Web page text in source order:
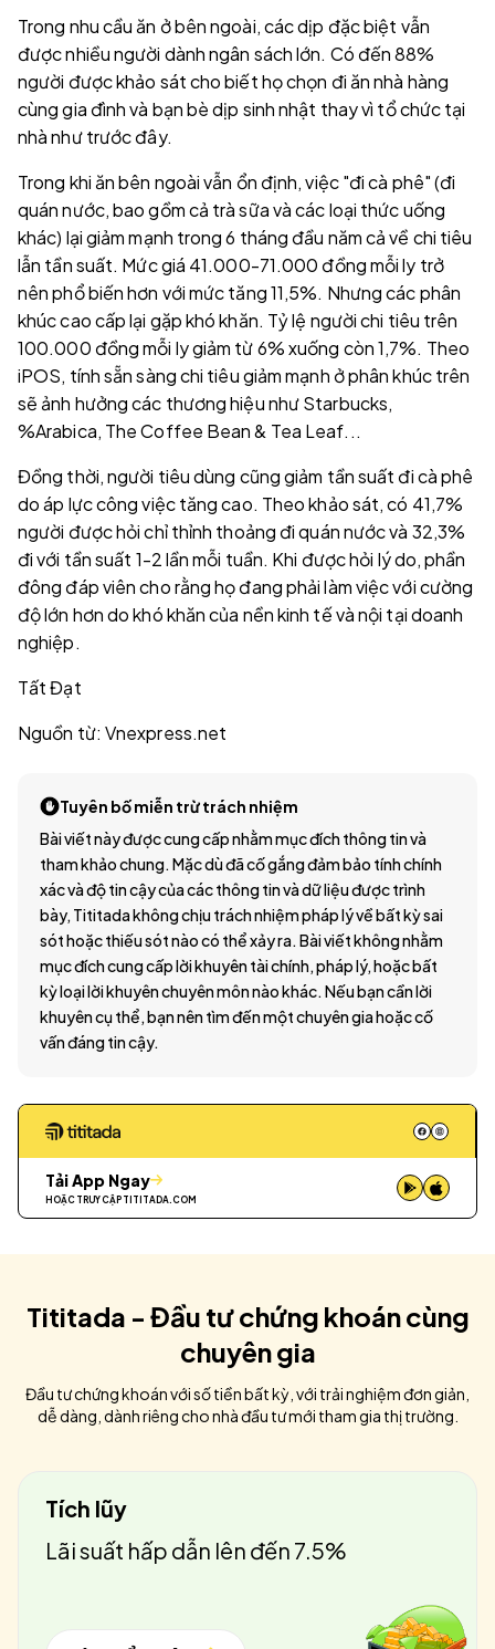
Trong nhu cầu ăn ở bên ngoài, các dịp đặc biệt vẫn
được nhiều người dành ngân sách lớn. Có đến 88%
người được khảo sát cho biết họ chọn đi ăn nhà hàng
cùng gia đình và bạn bè dịp sinh nhật thay vì tổ chức tại
nhà như trước đây.
Trong khi ăn bên ngoài vẫn ổn định, việc "đi cà phê" (đi
quán nước, bao gồm cả trà sữa và các loại thức uống
khác) lại giảm mạnh trong 6 tháng đầu năm cả về chi tiêu
lẫn tần suất. Mức giá 41.000-71.000 đồng mỗi ly trở
nên phổ biến hơn với mức tăng 11,5%. Nhưng các phân
khúc cao cấp lại gặp khó khăn. Tỷ lệ người chi tiêu trên
100.000 đồng mỗi ly giảm từ 6% xuống còn 1,7%. Theo
iPOS, tính sẵn sàng chi tiêu giảm mạnh ở phân khúc trên
sẽ ảnh hưởng các thương hiệu như Starbucks,
%Arabica, The Coffee Bean & Tea Leaf...
Đồng thời, người tiêu dùng cũng giảm tần suất đi cà phê
do áp lực công việc tăng cao. Theo khảo sát, có 41,7%
người được hỏi chỉ thỉnh thoảng đi quán nước và 32,3%
đi với tần suất 1-2 lần mỗi tuần. Khi được hỏi lý do, phần
đông đáp viên cho rằng họ đang phải làm việc với cường
độ lớn hơn do khó khăn của nền kinh tế và nội tại doanh
nghiệp.
Tất Đạt
Nguồn từ: Vnexpress.net
Tuyên bố miễn trừ trách nhiệm
Bài viết này được cung cấp nhằm mục đích thông tin và
tham khảo chung. Mặc dù đã cố gắng đảm bảo tính chính
xác và độ tin cậy của các thông tin và dữ liệu được trình
bày, Tititada không chịu trách nhiệm pháp lý về bất kỳ sai
sót hoặc thiếu sót nào có thể xảy ra. Bài viết không nhằm
mục đích cung cấp lời khuyên tài chính, pháp lý, hoặc bất
kỳ loại lời khuyên chuyên môn nào khác. Nếu bạn cần lời
khuyên cụ thể, bạn nên tìm đến một chuyên gia hoặc cố
vấn đáng tin cậy.
Tải App Ngay
HOẶC TRUY CẬP TITITADA.COM
Tititada - Đầu tư chứng khoán cùng
chuyên gia
Đầu tư chứng khoán với số tiền bất kỳ, với trải nghiệm đơn giản,
dễ dàng, dành riêng cho nhà đầu tư mới tham gia thị trường.
Tích lũy
Lãi suất hấp dẫn lên đến 7.5%